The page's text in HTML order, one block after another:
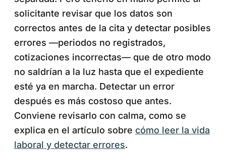
solicitante revisar que los datos son
correctos antes de la cita y detectar posibles
errores —periodos no registrados,
cotizaciones incorrectas— que de otro modo
no saldrían a la luz hasta que el expediente
esté ya en marcha. Detectar un error
después es más costoso que antes.
Conviene revisarlo con calma, como se
explica en el artículo sobre cómo leer la vida
laboral y detectar errores.